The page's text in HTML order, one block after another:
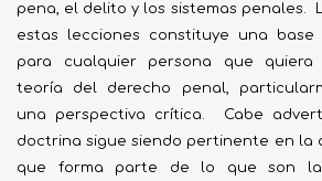
pena, el delito y los sistemas penales.
estas lecciones constituye una base
para cualquier persona que quiera
teoría del derecho penal,
una perspectiva crítica. Cabe
doctrina sigue siendo pertinente en la
que forma parte de lo que son